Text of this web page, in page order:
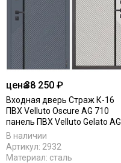
цена38 250 ₽
Входная дверь Страж К-16
ПВХ Velluto Oscure AG 710
панель ПВХ Velluto Gelato AG
710
В наличии
Артикул: 2932
Материал: сталь